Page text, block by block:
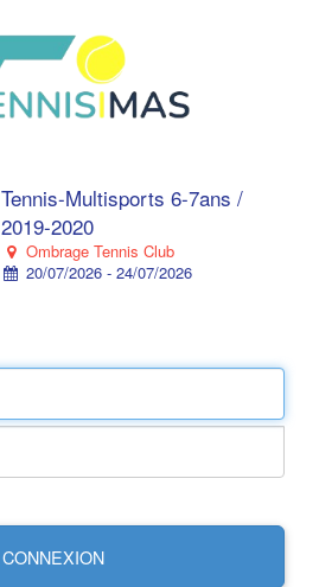
Tennis-Multisports 6-7ans /
2019-2020
Ombrage Tennis Club
20/07/2026 - 24/07/2026
CONNEXION